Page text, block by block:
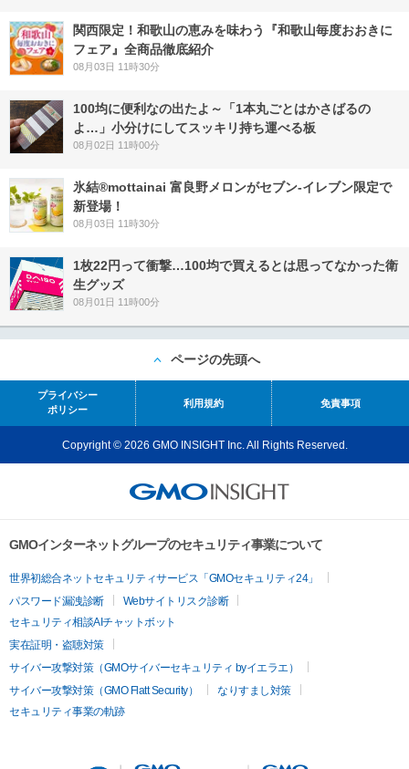
関西限定！和歌山の恵みを味わう『和歌山毎度おおきに
フェア』全商品徹底紹介
08月03日 11時30分
100均に便利なの出たよ～「1本丸ごとはかさばるの
よ…」小分けにしてスッキリ持ち運べる板
08月02日 11時00分
氷結®mottainai 富良野メロンがセブン‐イレブン限定で
新登場！
08月03日 11時30分
1枚22円って衝撃…100均で買えるとは思ってなかった衛
生グッズ
08月01日 11時00分
ページの先頭へ
プライバシー
ポリシー
利用規約 免責事項
Copyright © 2026 GMO INSIGHT Inc. All Rights Reserved.
GMOインターネットグループのセキュリティ事業について
世界初総合ネットセキュリティサービス「GMOセキュリティ24」
パスワード漏洩診断
Webサイトリスク診断
セキュリティ相談AIチャットボット
実在証明・盗聴対策
サイバー攻撃対策（GMOサイバーセキュリティ byイエラエ）
サイバー攻撃対策（GMO Flatt Security）
なりすまし対策
セキュリティ事業の軌跡